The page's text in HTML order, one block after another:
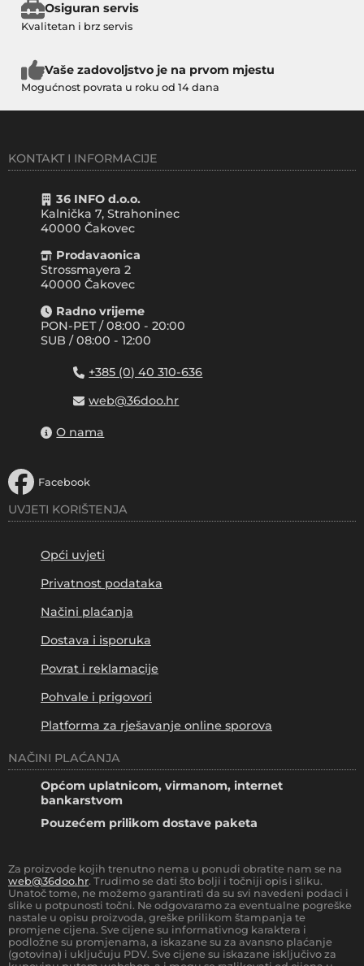
Osiguran servis
Kvalitetan i brz servis
Vaše zadovoljstvo je na prvom mjestu
Mogućnost povrata u roku od 14 dana
KONTAKT I INFORMACIJE
36 INFO d.o.o.
Kalnička 7, Strahoninec
40000 Čakovec
Prodavaonica
Strossmayera 2
40000 Čakovec
Radno vrijeme
PON-PET / 08:00 - 20:00
SUB / 08:00 - 12:00
+385 (0) 40 310-636
web@36doo.hr
O nama
Facebook
UVJETI KORIŠTENJA
Opći uvjeti
Privatnost podataka
Načini plaćanja
Dostava i isporuka
Povrat i reklamacije
Pohvale i prigovori
Platforma za rješavanje online sporova
NAČINI PLAĆANJA
Općom uplatnicom, virmanom, internet
bankarstvom
Pouzećem prilikom dostave paketa
Za proizvode kojih trenutno nema u ponudi obratite nam se na
web@36doo.hr. Trudimo se dati što bolji i točniji opis i sliku.
Unatoč tome, ne možemo garantirati da su svi navedeni podaci i
slike u potpunosti točni. Ne odgovaramo za eventualne pogreške
nastale u opisu proizvoda, greške prilikom štampanja te
promjene cijena. Sve cijene su informativnog karaktera i
podložne su promjenama, a iskazane su za avansno plaćanje
(gotovina) i uključuju PDV. Sve cijene su iskazane isključivo za